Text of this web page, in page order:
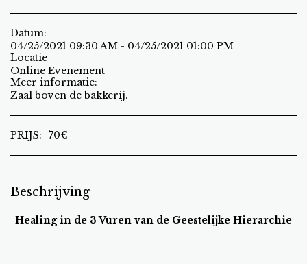
Datum:
04/25/2021 09:30 AM - 04/25/2021 01:00 PM
Locatie
Online Evenement
Meer informatie:
Zaal boven de bakkerij.
PRIJS: 70€
Beschrijving
Healing in de 3 Vuren van de Geestelijke Hierarchie